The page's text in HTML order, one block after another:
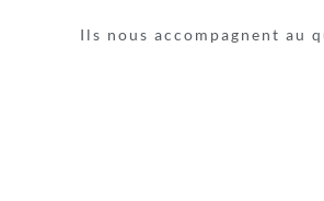
Ils nous accompagnent au